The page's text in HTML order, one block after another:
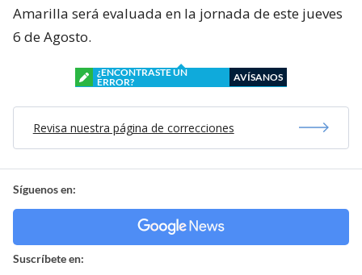
Amarilla será evaluada en la jornada de este jueves
6 de Agosto.
¿ENCONTRASTE UN
ERROR?
AVÍSANOS
Revisa nuestra página de correcciones
Síguenos en:
Suscríbete en: